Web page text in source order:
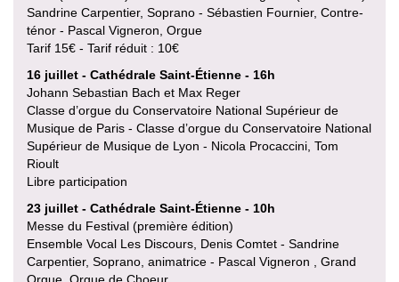
Sandrine Carpentier, Soprano - Sébastien Fournier, Contre-
ténor - Pascal Vigneron, Orgue
Tarif 15€ - Tarif réduit : 10€
16 juillet - Cathédrale Saint-Étienne - 16h
Johann Sebastian Bach et Max Reger
Classe d’orgue du Conservatoire National Supérieur de
Musique de Paris - Classe d’orgue du Conservatoire National
Supérieur de Musique de Lyon - Nicola Procaccini, Tom
Rioult
Libre participation
23 juillet - Cathédrale Saint-Étienne - 10h
Messe du Festival (première édition)
Ensemble Vocal Les Discours, Denis Comtet - Sandrine
Carpentier, Soprano, animatrice - Pascal Vigneron , Grand